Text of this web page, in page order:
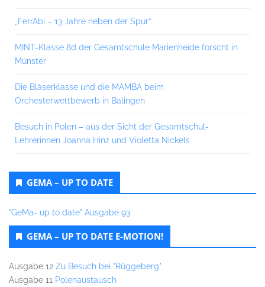
„FerrAbi – 13 Jahre neben der Spur“
MINT-Klasse 8d der Gesamtschule Marienheide forscht in
Münster
Die Bläserklasse und die MAMBA beim
Orchesterwettbewerb in Balingen
Besuch in Polen – aus der Sicht der Gesamtschul-
Lehrerinnen Joanna Hinz und Violetta Nickels
GEMA – UP TO DATE
"GeMa- up to date" Ausgabe 93
GEMA – UP TO DATE E-MOTION!
Ausgabe 12 Zu Besuch bei "Rüggeberg"
Ausgabe 11 Polenaustausch